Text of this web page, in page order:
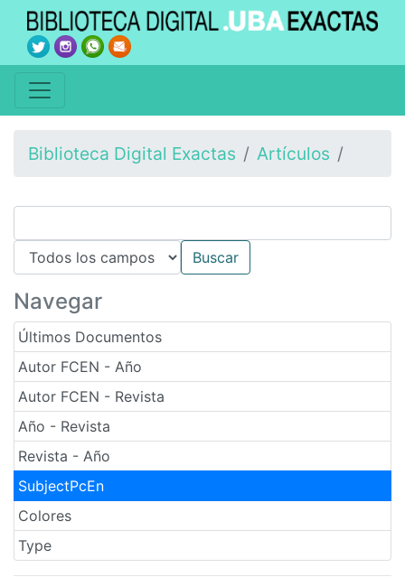
Biblioteca Digital Exactas Artículos
Navegar
Últimos Documentos
Autor FCEN - Año
Autor FCEN - Revista
Año - Revista
Revista - Año
SubjectPcEn
Colores
Type